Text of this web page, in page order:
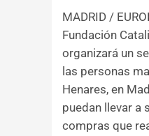
MADRID /
Fundación
organizará un
las personas
Henares, en
puedan llevar a
compras que